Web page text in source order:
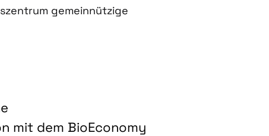
gemeinnützige
mit dem BioEconomy